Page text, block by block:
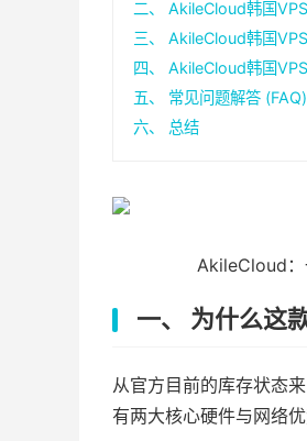
二、 AkileCloud韩国
三、 AkileCloud韩国
四、 AkileCloud韩国
五、 常见问题解答 (FAQ)
六、 总结
AkileCloud：
一、 为什么这
从官方目前的库存状态来
有两大核心硬件与网络优